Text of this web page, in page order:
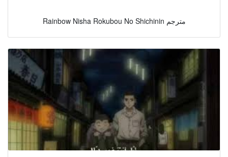
Rainbow Nisha Rokubou No Shichinin مترجم